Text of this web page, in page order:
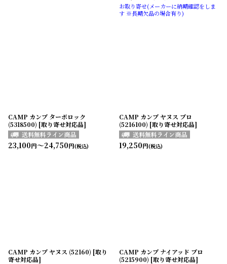
お取り寄せ(メーカーに納期確認をしま
す ※長期欠品の場合有り)
CAMP カンプ ターボロック
(5318500) [取り寄せ対応品]
23,100円～24,750円(税込)
CAMP カンプ ヤヌス プロ
(5216100) [取り寄せ対応品]
19,250円(税込)
CAMP カンプ ヤヌス (52160) [取り
寄せ対応品]
CAMP カンプ ナイアッド プロ
(5215900) [取り寄せ対応品]